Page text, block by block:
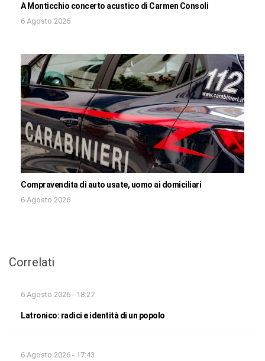
A Monticchio concerto acustico di Carmen Consoli
6 Agosto 2026
Compravendita di auto usate, uomo ai domiciliari
6 Agosto 2026
Correlati
6 Agosto 2026 - 18:27
Latronico: radici e identità di un popolo
6 Agosto 2026 - 17:43